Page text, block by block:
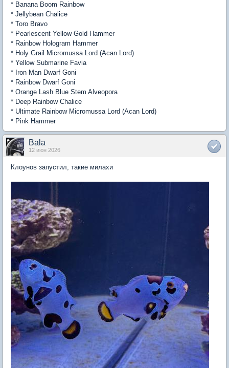
* Banana Boom Rainbow
* Jellybean Chalice
* Toro Bravo
* Pearlescent Yellow Gold Hammer
* Rainbow Hologram Hammer
* Holy Grail Micromussa Lord (Acan Lord)
* Yellow Submarine Favia
* Iron Man Dwarf Goni
* Rainbow Dwarf Goni
* Orange Lash Blue Stem Alveopora
* Deep Rainbow Chalice
* Ultimate Rainbow Micromussa Lord (Acan Lord)
* Pink Hammer
Bala
12 июн 2026
Клоунов запустил, такие милахи